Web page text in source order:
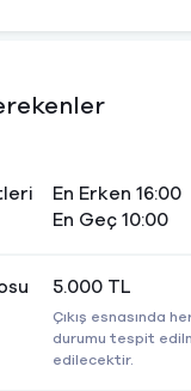
En Erken 16:00
En Geç 10:00
5.000 TL
Çıkış esnasında
durumu tespit
edilecektir.